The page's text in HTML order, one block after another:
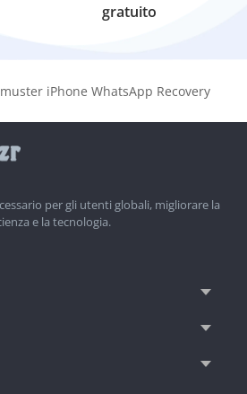
gratuito
iPhone WhatsApp Recovery
per gli utenti globali, migliorare la
e la tecnologia.